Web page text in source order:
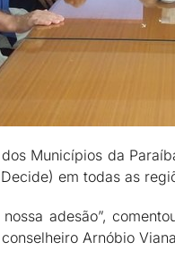
Municípios da
em todas as
adesão”,
Arnóbio